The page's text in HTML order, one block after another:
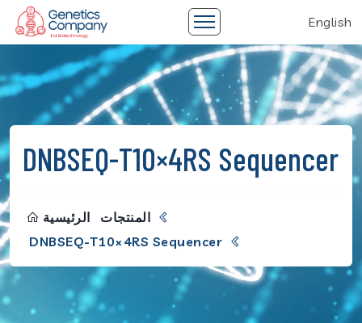
English
DNBSEQ-T10×4RS Sequencer
الرئيسية
المنتجات
DNBSEQ-T10×4RS Sequencer